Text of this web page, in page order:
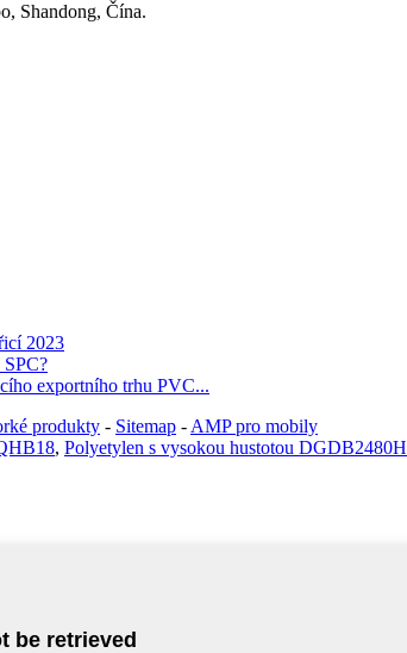
Shandong, Čína.
2023
exportního trhu PVC...
produkty - Sitemap - AMP pro mobily
, Polyetylen s vysokou hustotou DGDB2480H